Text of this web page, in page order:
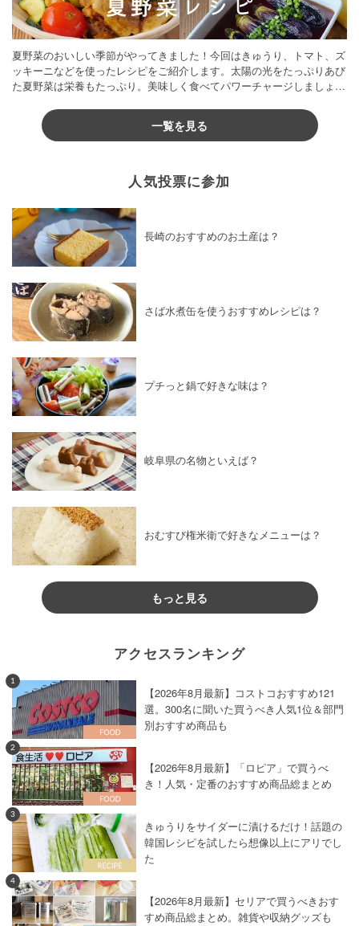
夏野菜のおいしい季節がやってきました！今回はきゅうり、トマト、ズ
ッキーニなどを使ったレシピをご紹介します。太陽の光をたっぷりあび
た夏野菜は栄養もたっぷり。美味しく食べてパワーチャージしましょう
一覧を見る
人気投票に参加
長崎のおすすめのお土産は？
さば水煮缶を使うおすすめレシピは？
プチっと鍋で好きな味は？
岐阜県の名物といえば？
おむすび権米衛で好きなメニューは？
もっと見る
アクセスランキング
1
【2026年8月最新】コストコおすすめ121
選。300名に聞いた買うべき人気1位＆部門
別おすすめ商品も
2
【2026年8月最新】「ロピア」で買うべ
き！人気・定番のおすすめ商品総まとめ
3
きゅうりをサイダーに漬けるだけ！話題の
韓国レシピを試したら想像以上にアリでし
た
4
【2026年8月最新】セリアで買うべきおす
すめ商品総まとめ。雑貨や収納グッズも